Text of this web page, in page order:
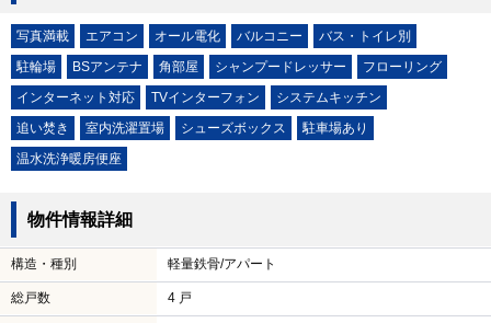
写真満載 エアコン オール電化 バルコニー
バス・トイレ別
駐輪場
BSアンテナ 角部屋 シャンプードレッサー
フローリング
インターネット対応
TVインターフォン
システムキッチン
追い焚き
室内洗濯置場 シューズボックス
駐車場あり
温水洗浄暖房便座
物件情報詳細
構造・種別 軽量鉄骨/アパート
総戸数 4 戸